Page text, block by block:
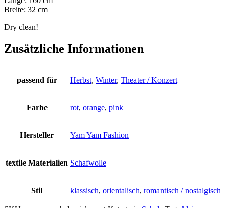
Breite: 32 cm
Dry clean!
Zusätzliche Informationen
passend für Herbst, Winter, Theater / Konzert
Farbe rot, orange, pink
Hersteller Yam Yam Fashion
textile Materialien Schafwolle
Stil klassisch, orientalisch, romantisch / nostalgisch